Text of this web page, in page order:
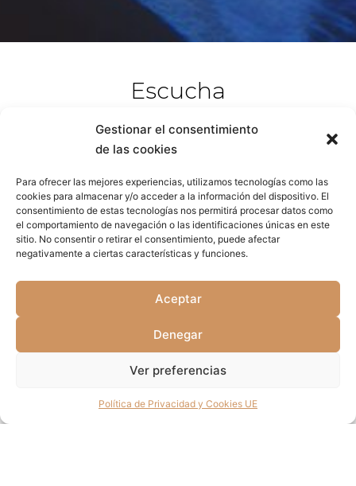
Gestionar el consentimiento
de las cookies
Para ofrecer las mejores experiencias, utilizamos tecnologías como las
cookies para almacenar y/o acceder a la información del dispositivo. El
consentimiento de estas tecnologías nos permitirá procesar datos como
el comportamiento de navegación o las identificaciones únicas en este
sitio. No consentir o retirar el consentimiento, puede afectar
negativamente a ciertas características y funciones.
Aceptar
Denegar
Ver preferencias
Política de Privacidad y Cookies UE
Escucha
Últimos vídeos y colaboraciones